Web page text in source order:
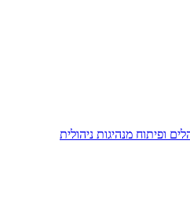
ופיתוח מנהיגות ניהולית